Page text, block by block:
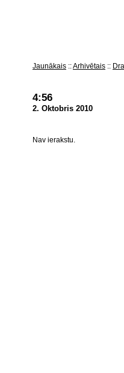
Jaunākais Arhivētais
4:56
2. Oktobris 2010
Nav ierakstu.